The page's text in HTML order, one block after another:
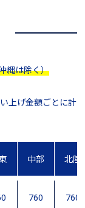
縄は除く）
上げ金額ごとに計
中部 北陸
760 760